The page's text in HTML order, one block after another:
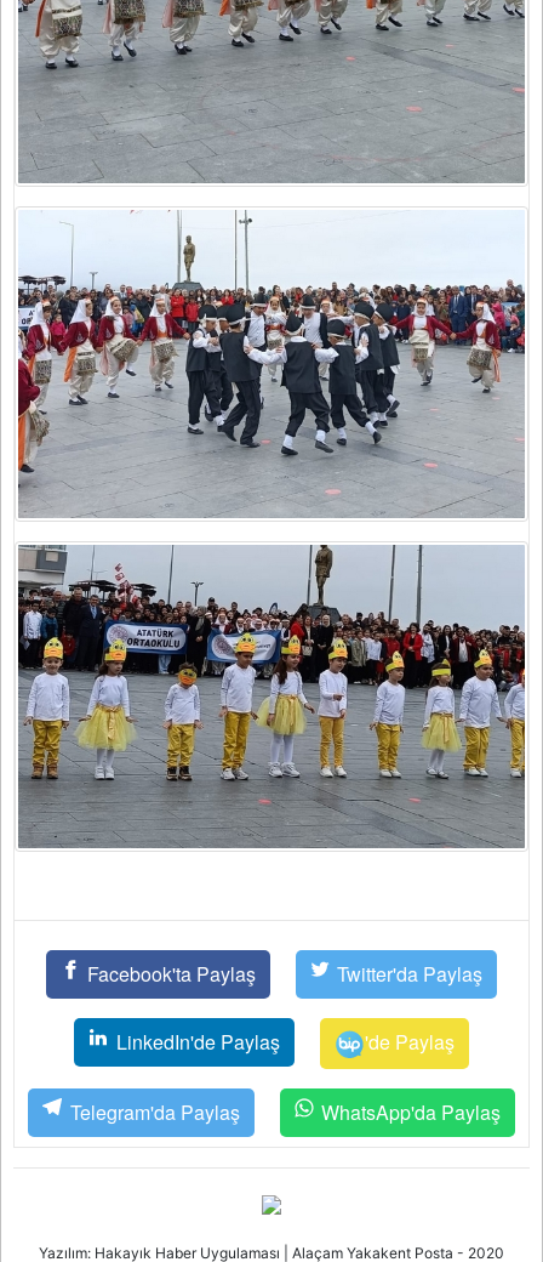
Facebook'ta Paylaş Twitter'da Paylaş
LinkedIn'de Paylaş 'de Paylaş
Telegram'da Paylaş WhatsApp'da Paylaş
Yazılım: Hakayık Haber Uygulaması | Alaçam Yakakent Posta - 2020